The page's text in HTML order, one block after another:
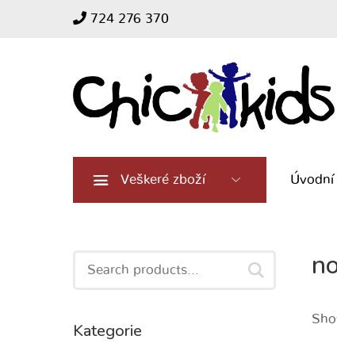
724 276 370
Veškeré zboží Úvodní
Search
Kategorie